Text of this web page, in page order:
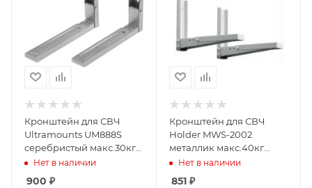
Кронштейн для СВЧ
Ultramounts UM888S
серебристый макс.30кг
настенный
Нет в наличии
900 ₽
Кронштейн для СВЧ
Holder MWS-2002
металлик макс.40кг
настенный
Нет в наличии
851₽